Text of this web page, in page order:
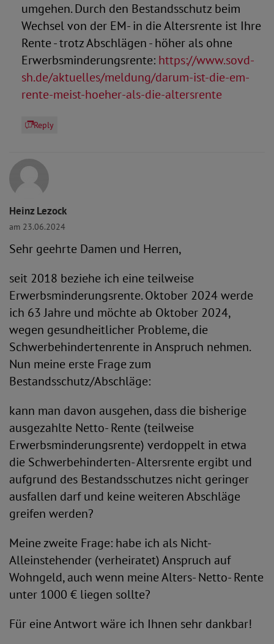
umgehen. Durch den Bestandsschutz beim
Wechsel von der EM- in die Altersrente ist Ihre
Rente - trotz Abschlägen - höher als ohne
Erwerbsminderungsrente: https://www.sovd-
sh.de/aktuelles/meldung/darum-ist-die-em-
rente-meist-hoeher-als-die-altersrente
Reply
Heinz Lezock
am 23.06.2024
Sehr geehrte Damen und Herren,
seit 2018 beziehe ich eine teilweise
Erwerbsminderungsrente. Oktober 2024 werde
ich 63 Jahre und möchte ab Oktober 2024,
wegen gesundheitlicher Probleme, die
Schwerbehindertenrente in Anspruch nehmen.
Nun meine erste Frage zum
Bestandsschutz/Abschläge:
kann man davon ausgehen, dass die bisherige
ausgezahlte Netto- Rente (teilweise
Erwerbsminderungsrente) verdoppelt in etwa
die Schwerbehinderten- Altersrente ergibt und
aufgrund des Bestandsschutzes nicht geringer
ausfallen darf und keine weiteren Abschläge
greifen werden?
Meine zweite Frage: habe ich als Nicht-
Alleinstehender (verheiratet) Anspruch auf
Wohngeld, auch wenn meine Alters- Netto- Rente
unter 1000 € liegen sollte?
Für eine Antwort wäre ich Ihnen sehr dankbar!